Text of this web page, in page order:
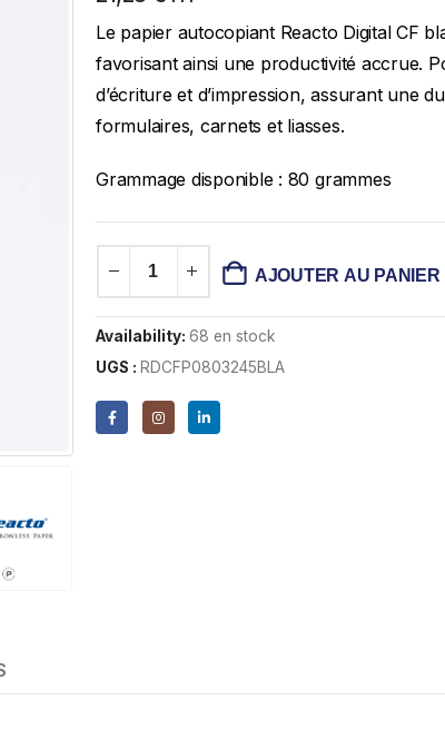
Le papier autocopiant Reacto Digital CF
favorisant ainsi une productivité accrue.
d’écriture et d’impression, assurant une
formulaires, carnets et liasses.
Grammage disponible : 80 grammes
AJOUTER AU PANIER
Availability: 68 en stock
UGS : RDCFP0803245BLA